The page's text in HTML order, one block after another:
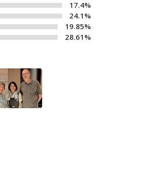
17.4%
24.1%
19.85%
28.61%